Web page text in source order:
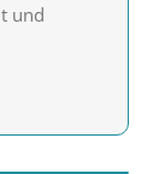
und